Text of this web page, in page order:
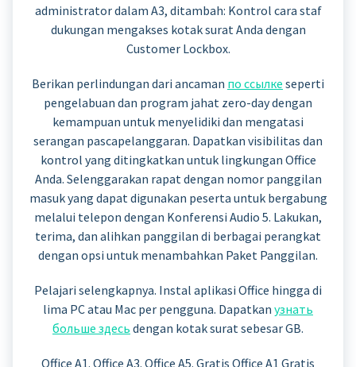
administrator dalam A3, ditambah: Kontrol cara staf
dukungan mengakses kotak surat Anda dengan
Customer Lockbox.
Berikan perlindungan dari ancaman по ссылке seperti
pengelabuan dan program jahat zero-day dengan
kemampuan untuk menyelidiki dan mengatasi
serangan pascapelanggaran. Dapatkan visibilitas dan
kontrol yang ditingkatkan untuk lingkungan Office
Anda. Selenggarakan rapat dengan nomor panggilan
masuk yang dapat digunakan peserta untuk bergabung
melalui telepon dengan Konferensi Audio 5. Lakukan,
terima, dan alihkan panggilan di berbagai perangkat
dengan opsi untuk menambahkan Paket Panggilan.
Pelajari selengkapnya. Instal aplikasi Office hingga di
lima PC atau Mac per pengguna. Dapatkan узнать
больше здесь dengan kotak surat sebesar GB.
Office A1. Office A3. Office A5. Gratis Office A1 Gratis